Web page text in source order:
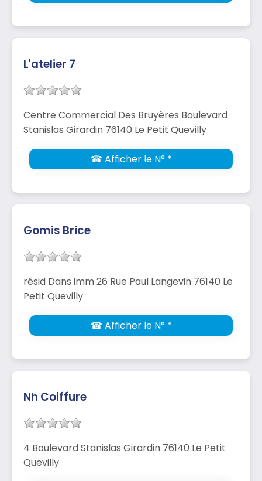
L'atelier 7
Centre Commercial Des Bruyères Boulevard
Stanislas Girardin 76140 Le Petit Quevilly
☎ Afficher le N° *
Gomis Brice
résid Dans imm 26 Rue Paul Langevin 76140 Le
Petit Quevilly
☎ Afficher le N° *
Nh Coiffure
4 Boulevard Stanislas Girardin 76140 Le Petit
Quevilly